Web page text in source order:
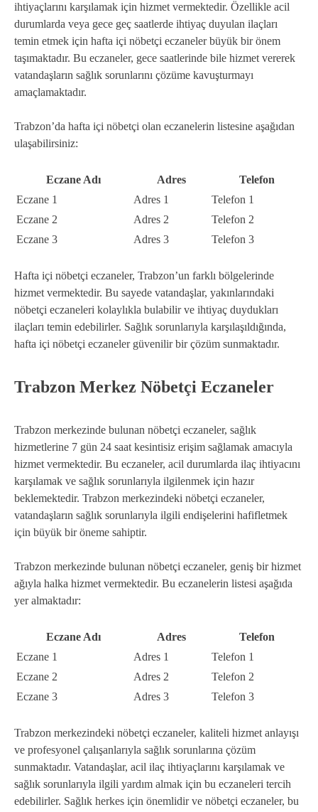
ihtiyaçlarını karşılamak için hizmet vermektedir. Özellikle acil
durumlarda veya gece geç saatlerde ihtiyaç duyulan ilaçları
temin etmek için hafta içi nöbetçi eczaneler büyük bir önem
taşımaktadır. Bu eczaneler, gece saatlerinde bile hizmet vererek
vatandaşların sağlık sorunlarını çözüme kavuşturmayı
amaçlamaktadır.
Trabzon’da hafta içi nöbetçi olan eczanelerin listesine aşağıdan
ulaşabilirsiniz:
Eczane Adı Adres
Telefon
Eczane 1
Adres 1
Telefon 1
Eczane 2
Adres 2
Telefon 2
Eczane 3
Adres 3 Telefon 3
Hafta içi nöbetçi eczaneler, Trabzon’un farklı bölgelerinde
hizmet vermektedir. Bu sayede vatandaşlar, yakınlarındaki
nöbetçi eczaneleri kolaylıkla bulabilir ve ihtiyaç duydukları
ilaçları temin edebilirler. Sağlık sorunlarıyla karşılaşıldığında,
hafta içi nöbetçi eczaneler güvenilir bir çözüm sunmaktadır.
Trabzon Merkez Nöbetçi Eczaneler
Trabzon merkezinde bulunan nöbetçi eczaneler, sağlık
hizmetlerine 7 gün 24 saat kesintisiz erişim sağlamak amacıyla
hizmet vermektedir. Bu eczaneler, acil durumlarda ilaç ihtiyacını
karşılamak ve sağlık sorunlarıyla ilgilenmek için hazır
beklemektedir. Trabzon merkezindeki nöbetçi eczaneler,
vatandaşların sağlık sorunlarıyla ilgili endişelerini hafifletmek
için büyük bir öneme sahiptir.
Trabzon merkezinde bulunan nöbetçi eczaneler, geniş bir hizmet
ağıyla halka hizmet vermektedir. Bu eczanelerin listesi aşağıda
yer almaktadır:
Eczane Adı Adres
Telefon
Eczane 1
Adres 1
Telefon 1
Eczane 2
Adres 2
Telefon 2
Eczane 3
Adres 3 Telefon 3
Trabzon merkezindeki nöbetçi eczaneler, kaliteli hizmet anlayışı
ve profesyonel çalışanlarıyla sağlık sorunlarına çözüm
sunmaktadır. Vatandaşlar, acil ilaç ihtiyaçlarını karşılamak ve
sağlık sorunlarıyla ilgili yardım almak için bu eczaneleri tercih
edebilirler. Sağlık herkes için önemlidir ve nöbetçi eczaneler, bu